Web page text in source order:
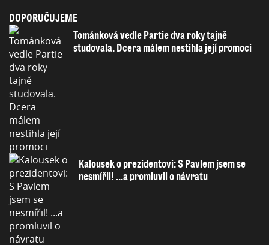
DOPORUČUJEME
Tománková vedle Partie dva roky tajně
studovala. Dcera málem nestihla její promoci
Kalousek o prezidentovi: S Pavlem jsem se
nesmířil! ...a promluvil o návratu